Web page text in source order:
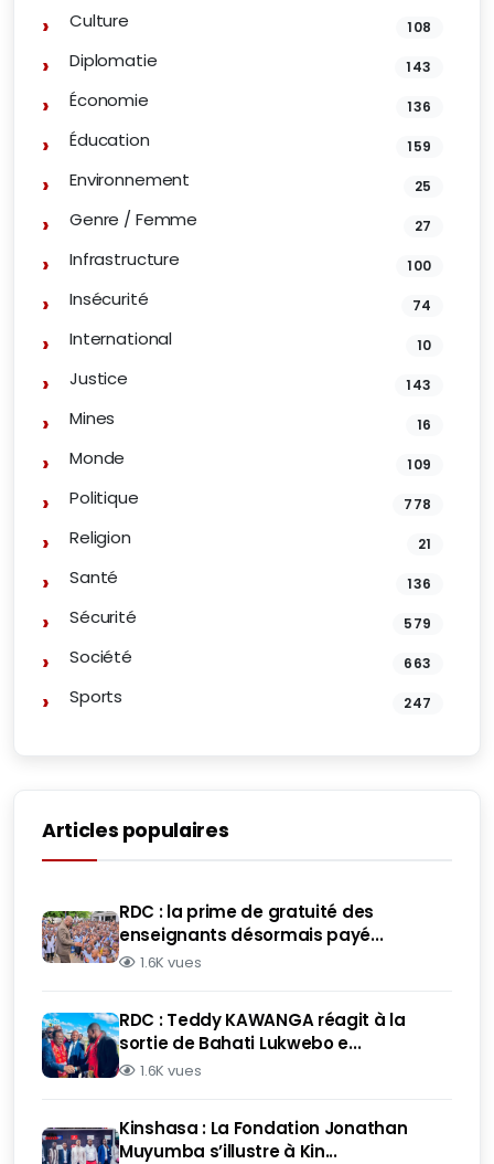
Culture 108
Diplomatie 143
Économie 136
Éducation 159
Environnement 25
Genre / Femme 27
Infrastructure 100
Insécurité 74
International 10
Justice 143
Mines 16
Monde 109
Politique 778
Religion 21
Santé 136
Sécurité 579
Société 663
Sports 247
Articles populaires
RDC : la prime de gratuité des
enseignants désormais payé...
1.6K vues
RDC : Teddy KAWANGA réagit à la
sortie de Bahati Lukwebo e...
1.6K vues
Kinshasa : La Fondation Jonathan
Muyumba s’illustre à Kin...